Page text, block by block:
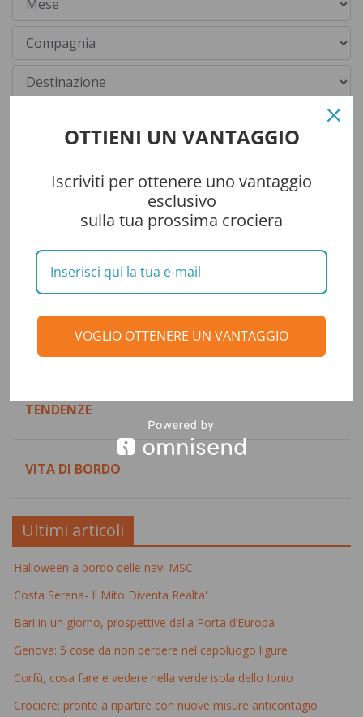
Categorie
CONSIGLI DI VIAGGIO
DESTINAZIONI
TENDENZE
VITA DI BORDO
Ultimi articoli
Halloween a bordo delle navi MSC
Costa Serena- Il Mito Diventa Realta'
Bari in un giorno, prospettive dalla Porta d’Europa
Genova: 5 cose da non perdere nel capoluogo ligure
Corfù, cosa fare e vedere nella verde isola dello Ionio
Crociere: pronte a ripartire con nuove misure anticontagio
OTTIENI UN VANTAGGIO
Iscriviti per ottenere uno vantaggio
esclusivo
sulla tua prossima crociera
VOGLIO OTTENERE UN VANTAGGIO